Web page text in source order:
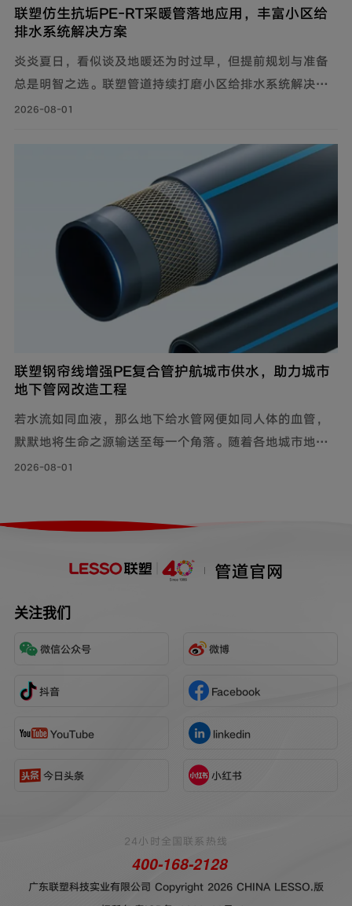
联塑仿生抗垢PE‑RT采暖管落地应用，丰富小区给
排水系统解决方案
炎炎夏日，看似谈及地暖还为时过早，但提前规划与准备
总是明智之选。联塑管道持续打磨小区给排水系统解决方
案，推出仿生抗垢系列家装PE-RT采暖管，既满足家庭冬
2026-08-01
联塑钢帘线增强PE复合管护航城市供水，助力城市
地下管网改造工程
若水流如同血液，那么地下给水管网便如同人体的血管，
默默地将生命之源输送至每一个角落。随着各地城市地下
管网改造工程持续落地，老旧管线迭代升级，联塑给水用
系统的坚实保障。
2026-08-01
管道官网
关注我们
微信公众号 微博
抖音 Facebook
YouTube linkedin
今日头条 小红书
广东联塑科技实业有限公司 Copyright 2026 CHINA LESSO.版
24小时全国联系热线
400-168-2128